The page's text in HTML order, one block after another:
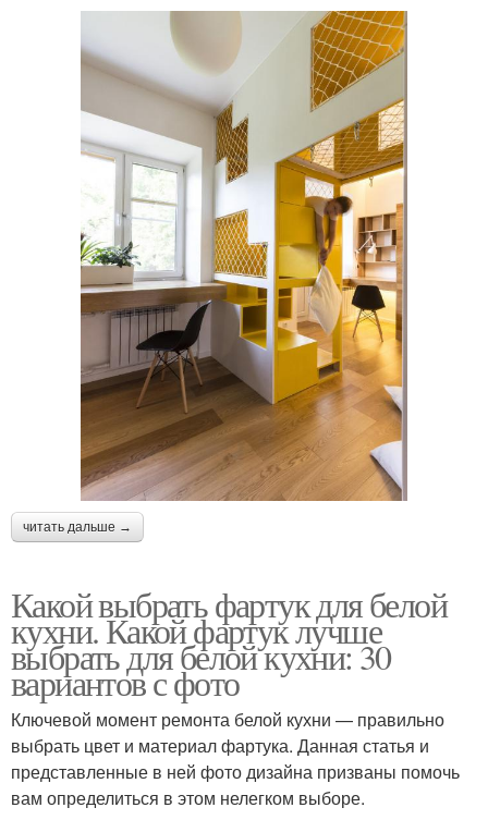
читать дальше →
Какой выбрать фартук для белой
кухни. Какой фартук лучше
выбрать для белой кухни: 30
вариантов с фото
Ключевой момент ремонта белой кухни — правильно
выбрать цвет и материал фартука. Данная статья и
представленные в ней фото дизайна призваны помочь
вам определиться в этом нелегком выборе.